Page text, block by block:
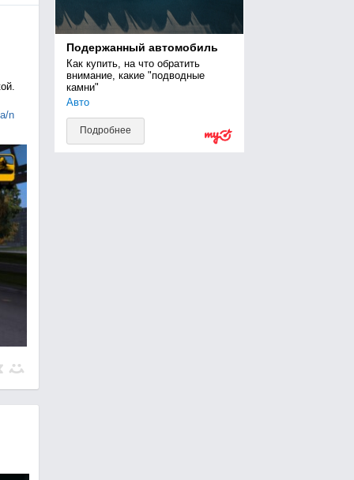
n
Подержанный автомобиль
Как купить, на что обратить
внимание, какие "подводные
камни"
Авто
Подробнее